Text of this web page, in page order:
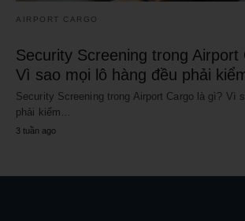
AIRPORT CARGO
Security Screening trong Airport
Vì sao mọi lô hàng đều phải
Security Screening trong Airport Cargo là gì? Vì
phải kiểm…
3 tuần ago